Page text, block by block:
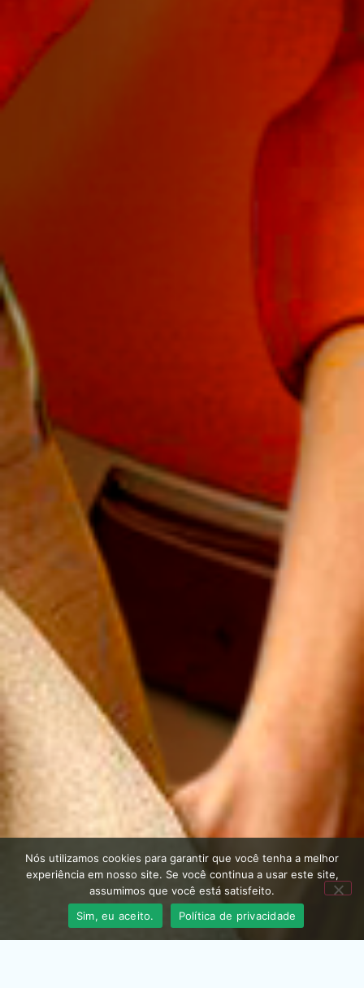
Nós utilizamos cookies para garantir que você tenha a melhor
experiência em nosso site. Se você continua a usar este site,
assumimos que você está satisfeito.
Sim, eu aceito.
Política de privacidade